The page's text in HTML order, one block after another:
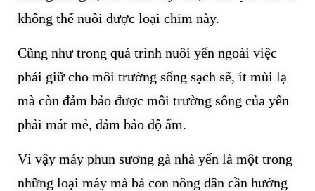
không thể nuôi được loại chim này.
Cũng như trong quá trình nuôi yến ngoài việc
phải giữ cho môi trường sống sạch sẽ, ít mùi lạ
mà còn đảm bảo được môi trường sống của yến
phải mát mẻ, đảm bảo độ ẩm.
Vì vậy máy phun sương gà nhà yến là một trong
những loại máy mà bà con nông dân cần hướng